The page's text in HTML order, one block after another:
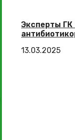
Эксперты ГК
13.03.2025